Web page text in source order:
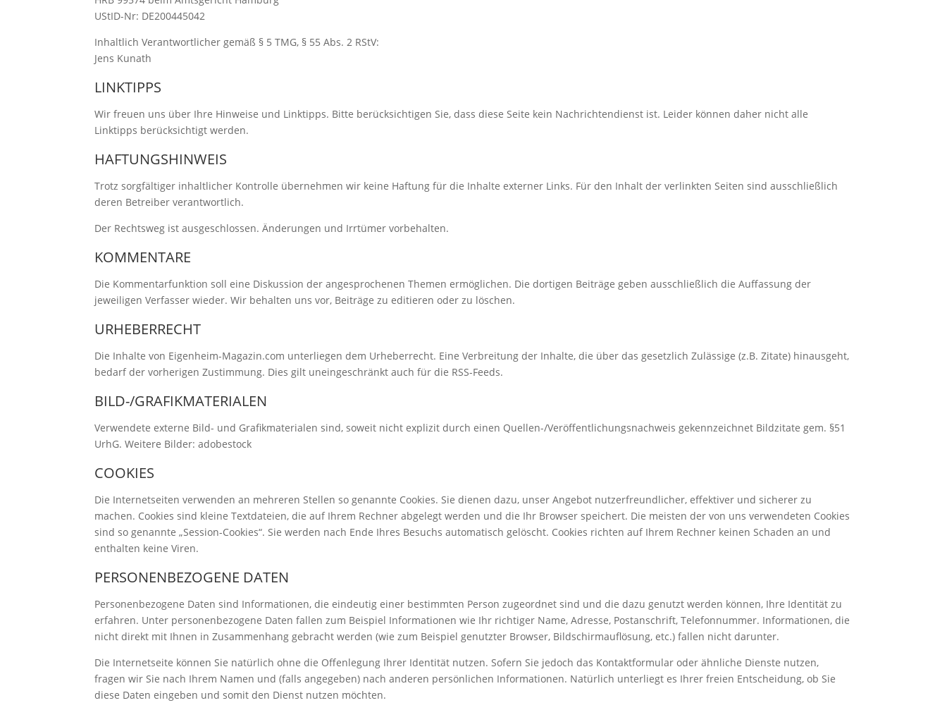
UStID-Nr: DE200445042
Inhaltlich Verantwortlicher gemäß § 5 TMG, § 55 Abs. 2 RStV:
Jens Kunath
LINKTIPPS
Wir freuen uns über Ihre Hinweise und Linktipps. Bitte berücksichtigen Sie, dass diese Seite kein Nachrichtendienst ist. Leider können daher nicht alle
Linktipps berücksichtigt werden.
HAFTUNGSHINWEIS
Trotz sorgfältiger inhaltlicher Kontrolle übernehmen wir keine Haftung für die Inhalte externer Links. Für den Inhalt der verlinkten Seiten sind ausschließlich
deren Betreiber verantwortlich.
Der Rechtsweg ist ausgeschlossen. Änderungen und Irrtümer vorbehalten.
KOMMENTARE
Die Kommentarfunktion soll eine Diskussion der angesprochenen Themen ermöglichen. Die dortigen Beiträge geben ausschließlich die Auffassung der
jeweiligen Verfasser wieder. Wir behalten uns vor, Beiträge zu editieren oder zu löschen.
URHEBERRECHT
Die Inhalte von Eigenheim-Magazin.com unterliegen dem Urheberrecht. Eine Verbreitung der Inhalte, die über das gesetzlich Zulässige (z.B. Zitate) hinausgeht,
bedarf der vorherigen Zustimmung. Dies gilt uneingeschränkt auch für die RSS-Feeds.
BILD-/GRAFIKMATERIALEN
Verwendete externe Bild- und Grafikmaterialen sind, soweit nicht explizit durch einen Quellen-/Veröffentlichungsnachweis gekennzeichnet Bildzitate gem. §51
UrhG. Weitere Bilder: adobestock
COOKIES
Die Internetseiten verwenden an mehreren Stellen so genannte Cookies. Sie dienen dazu, unser Angebot nutzerfreundlicher, effektiver und sicherer zu
machen. Cookies sind kleine Textdateien, die auf Ihrem Rechner abgelegt werden und die Ihr Browser speichert. Die meisten der von uns verwendeten Cookies
sind so genannte „Session-Cookies“. Sie werden nach Ende Ihres Besuchs automatisch gelöscht. Cookies richten auf Ihrem Rechner keinen Schaden an und
enthalten keine Viren.
PERSONENBEZOGENE DATEN
Personenbezogene Daten sind Informationen, die eindeutig einer bestimmten Person zugeordnet sind und die dazu genutzt werden können, Ihre Identität zu
erfahren. Unter personenbezogene Daten fallen zum Beispiel Informationen wie Ihr richtiger Name, Adresse, Postanschrift, Telefonnummer. Informationen, die
nicht direkt mit Ihnen in Zusammenhang gebracht werden (wie zum Beispiel genutzter Browser, Bildschirmauflösung, etc.) fallen nicht darunter.
Die Internetseite können Sie natürlich ohne die Offenlegung Ihrer Identität nutzen. Sofern Sie jedoch das Kontaktformular oder ähnliche Dienste nutzen,
fragen wir Sie nach Ihrem Namen und (falls angegeben) nach anderen persönlichen Informationen. Natürlich unterliegt es Ihrer freien Entscheidung, ob Sie
diese Daten eingeben und somit den Dienst nutzen möchten.